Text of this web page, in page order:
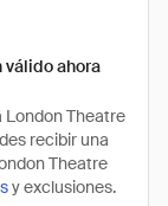
válido ahora
London Theatre
recibir una
Theatre
y exclusiones.